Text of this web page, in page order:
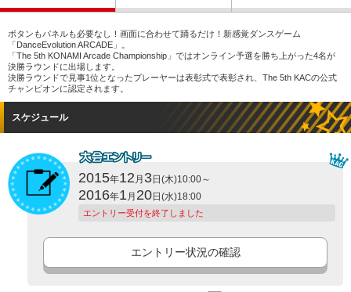
ボタンもパネルも必要なし！画面に合わせて踊るだけ！新感覚ダンスゲーム
「DanceEvolution ARCADE」。
「The 5th KONAMI Arcade Championship」ではオンライン予選を勝ち上がった4名が
決勝ラウンドに出場します。
決勝ラウンドで見事1位となったプレーヤーは表彰式で表彰され、The 5th KACの公式
チャンピオンに認定されます。
スケジュール
2015年12 月 3日(木)10:00～
2016年1 月 20日(水)18:00
エントリー受付を終了しました
エントリー状況の確認